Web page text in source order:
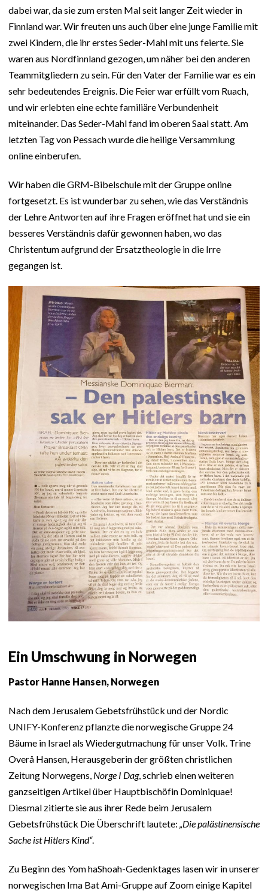
dabei war, da sie zum ersten Mal seit langer Zeit wieder in
Finnland war. Wir freuten uns auch über eine junge Familie mit
zwei Kindern, die ihr erstes Seder-Mahl mit uns feierte. Sie
waren aus Nordfinnland gezogen, um näher bei den anderen
Teammitgliedern zu sein. Für den Vater der Familie war es ein
sehr bedeutendes Ereignis. Die Feier war erfüllt vom Ruach,
und wir erlebten eine echte familiäre Verbundenheit
miteinander. Das Seder-Mahl fand im oberen Saal statt. Am
letzten Tag von Pessach wurde die heilige Versammlung
online einberufen.
Wir haben die GRM-Bibelschule mit der Gruppe online
fortgesetzt. Es ist wunderbar zu sehen, wie das Verständnis
der Lehre Antworten auf ihre Fragen eröffnet hat und sie ein
besseres Verständnis dafür gewonnen haben, wo das
Christentum aufgrund der Ersatztheologie in die Irre
gegangen ist.
Ein Umschwung in Norwegen
Pastor Hanne Hansen, Norwegen
Nach dem Jerusalem Gebetsfrühstück und der Nordic
UNIFY-Konferenz pflanzte die norwegische Gruppe 24
Bäume in Israel als Wiedergutmachung für unser Volk. Trine
Overå Hansen, Herausgeberin der größten christlichen
Zeitung Norwegens, Norge I Dag, schrieb einen weiteren
ganzseitigen Artikel über Hauptbischöfin Dominiquae!
Diesmal zitierte sie aus ihrer Rede beim Jerusalem
Gebetsfrühstück Die Überschrift lautete: „Die palästinensische
Sache ist Hitlers Kind“.
Zu Beginn des Yom haShoah-Gedenktages lasen wir in unserer
norwegischen Ima Bat Ami-Gruppe auf Zoom einige Kapitel